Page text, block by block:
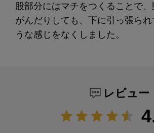
股部分にはマチをつくることで
がんだりしても、下に引っ張ら
うな感じをなくしました。
レビュー